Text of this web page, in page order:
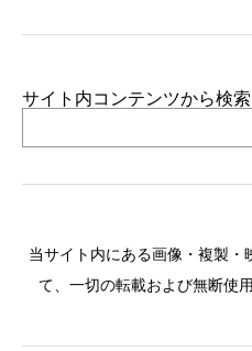
サイト内コンテンツから検
当サイト内にある画像・複製
て、一切の転載および無断使